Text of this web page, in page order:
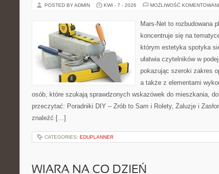
POSTED BY ADMIN KWI - 7 - 2026 MOŻLIWOŚĆ
Mars-Net to rozbudowana
koncentruje się na
którym estetyka spotyka
ułatwia czytelników w
pokazując szeroki zakres
a także z elementami
osób, które szukają sprawdzonych wskazówek do mieszkania,
przeczytać: Poradniki DIY – Zrób to Sam i Rolety, Żaluzje i
znaleźć […]
CATEGORIES: EDUPLANNER
WIARA NA CO DZIEŃ